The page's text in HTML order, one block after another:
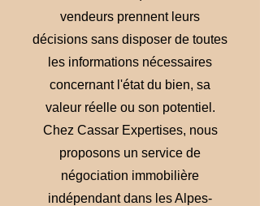
vendeurs prennent leurs
décisions sans disposer de toutes
les informations nécessaires
concernant l'état du bien, sa
valeur réelle ou son potentiel.
Chez Cassar Expertises, nous
proposons un service de
négociation immobilière
indépendant dans les Alpes-